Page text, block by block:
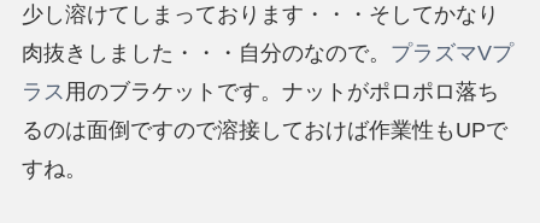
少し溶けてしまっております・・・そしてかなり
肉抜きしました・・・自分のなので。 プラズマVプ
ラス 用のブラケットです。ナットがポロポロ落ち
るのは面倒ですので溶接しておけば作業性もUPで
すね。